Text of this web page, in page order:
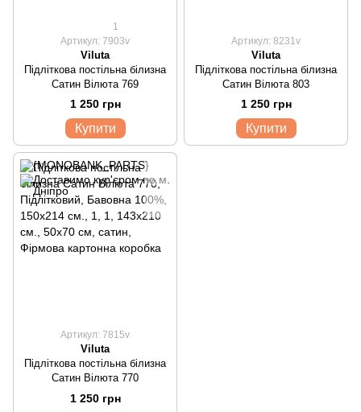
1
Артикул: 7903v
Viluta
Підліткова постільна білизна
Сатин Вілюта 769
1 250 грн
Купити
Артикул: 8231v
Viluta
Підліткова постільна білизна
Сатин Вілюта 803
1 250 грн
Купити
Артикул: 7815v
Viluta
Підліткова постільна білизна
Сатин Вілюта 770
1 250 грн